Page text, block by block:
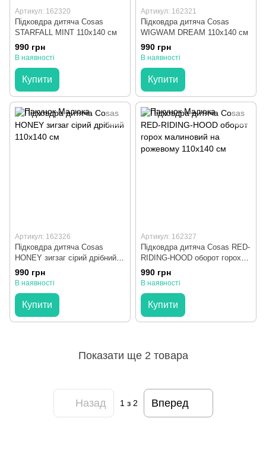
Артикул: 162320
Підковдра дитяча Cosas
STARFALL MINT 110х140 см
990 грн
В наявності
Купити
Артикул: 162321
Підковдра дитяча Cosas
WIGWAM DREAM 110х140 см
990 грн
В наявності
Купити
Артикул: 162326
Підковдра дитяча Cosas
HONEY зигзаг сірий дрібний
110х140 см
990 грн
В наявності
Купити
Артикул: 162327
Підковдра дитяча Cosas RED-
RIDING-HOOD оборот горох
малиновий на рожевому
110х140 см
990 грн
В наявності
Купити
Показати ще 2 товара
Назад 1з 2 Вперед